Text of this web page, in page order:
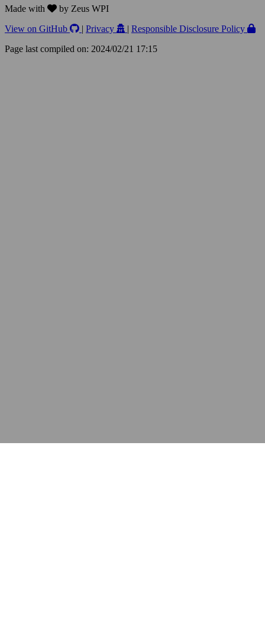
−
Made with
by Zeus WPI
View on GitHub
| Privacy | Responsible Disclosure Policy
Page last compiled on: 2024/02/21 17:15